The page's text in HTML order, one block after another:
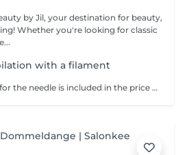
by Jil, your destination for beauty,
classic
with a filament
the charge of & 6 euro for the needle is included in the price We only use this technique on the face. The aim of electroepilation is to destroy the cells responsible for hair regrowth. In this technique, a thin filament, which transmits the destructive electric current, is pushed through the hair follicle to the hair bulb. A tiny electrical impulse is delivered to the hair bulb: The client feels a strong, brief, localized heat. The hair is then removed with tweezers without resistance. These steps are repeated hair by hair until the session is complete. Unlike other temporary methods such as waxing or shaving, electrolysis offers permanent results. This method is permanent. It treats all types of hair and skin. Contraindication = Peacemaker